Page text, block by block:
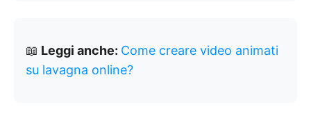
📖 Leggi anche: Come creare video animati
su lavagna online?